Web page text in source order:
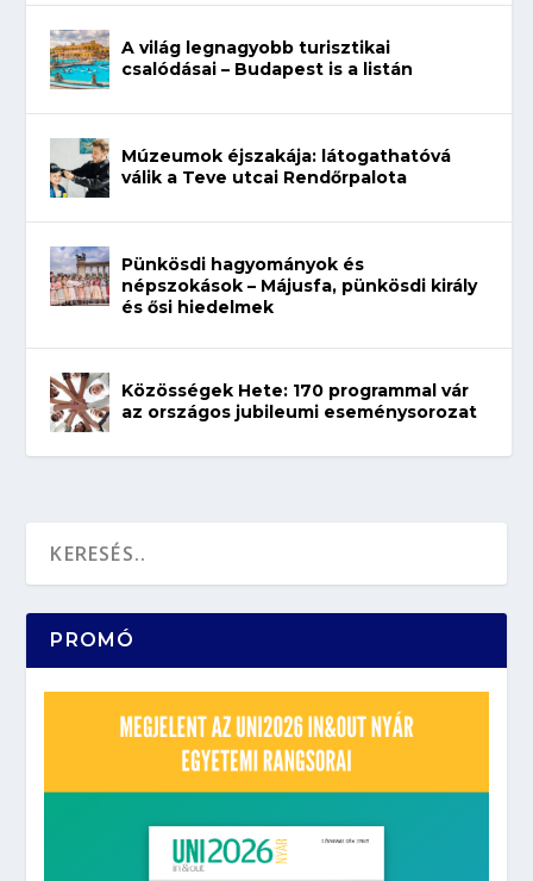
A világ legnagyobb turisztikai
csalódásai – Budapest is a listán
Múzeumok éjszakája: látogathatóvá
válik a Teve utcai Rendőrpalota
Pünkösdi hagyományok és
népszokások – Májusfa, pünkösdi király
és ősi hiedelmek
Közösségek Hete: 170 programmal vár
az országos jubileumi eseménysorozat
PROMÓ